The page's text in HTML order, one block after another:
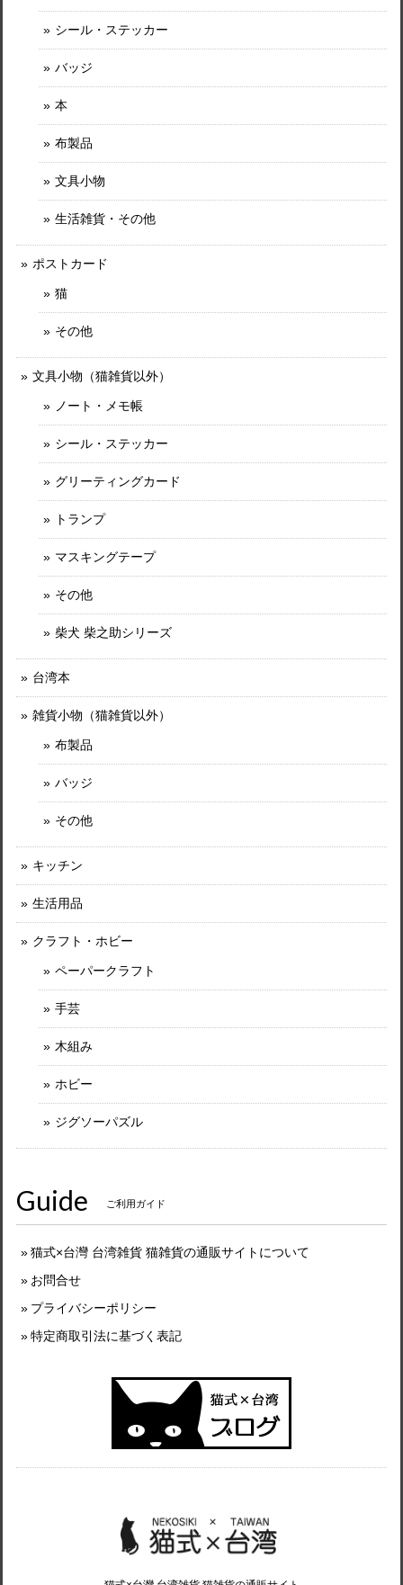
シール・ステッカー
バッジ
本
布製品
文具小物
生活雑貨・その他
ポストカード
猫
その他
文具小物（猫雑貨以外）
ノート・メモ帳
シール・ステッカー
グリーティングカード
トランプ
マスキングテープ
その他
柴犬 柴之助シリーズ
台湾本
雑貨小物（猫雑貨以外）
布製品
バッジ
その他
キッチン
生活用品
クラフト・ホビー
ペーパークラフト
手芸
木組み
ホビー
ジグソーパズル
Guide ご利用ガイド
猫式×台灣 台湾雑貨 猫雑貨の通販サイトについて
お問合せ
プライバシーポリシー
特定商取引法に基づく表記